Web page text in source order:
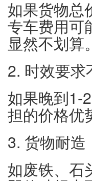
如果货物总
专车费用可
显然不划算。
2. 时效要求
如果晚到1-
担的价格优
3. 货物耐造
如废铁、石